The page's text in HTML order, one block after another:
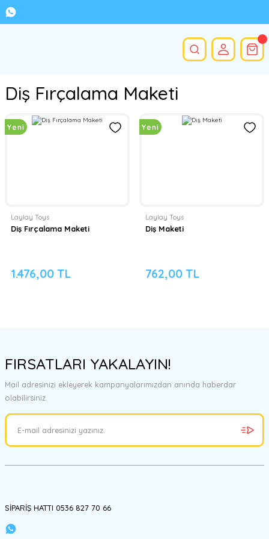
Diş Fırçalama Maketi
Yeni
Laylay Toys
Diş Fırçalama Maketi
1.476,00 TL
Yeni
Laylay Toys
Diş Maketi
762,00 TL
FIRSATLARI YAKALAYIN!
Mail adresinizi ekleyerek kampanyalarımızdan anında haberdar
olabilirsiniz.
SİPARİŞ HATTI 0536 827 70 66